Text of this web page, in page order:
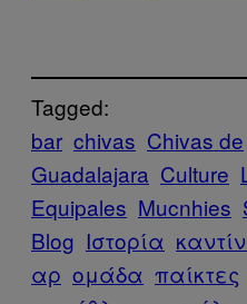
Tagged:
bar chivas Chivas de
Guadalajara Culture
Equipales Mucnhies
Blog Ιστορία
αρ ομάδα παίκτες